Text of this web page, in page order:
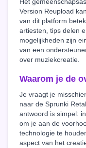
Het
Version Reupload
van dit platform
artiesten, tips delen
mogelijkheden zijn
van een
over muziekcreatie.
Waarom je de
Je vraagt je
naar de Sprunki
antwoord is simpel:
om je aan de
technologie te
aspect van het